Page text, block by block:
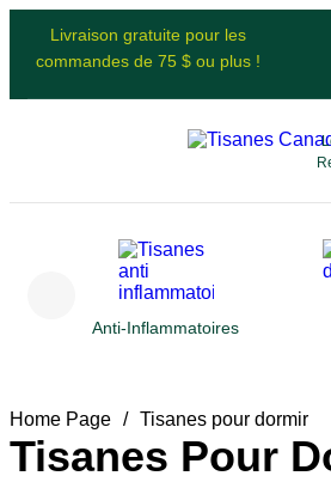
Livraison gratuite pour les
commandes de 75 $ ou plus !
Anti-Inflammatoires
Tisanes Pour
Home Page / Tisanes pour dormir